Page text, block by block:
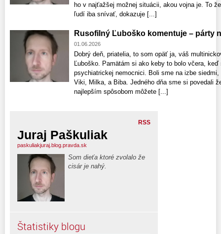
ho v najťažšej možnej situácii, akou vojna je. To
ľudí iba snívať, dokazuje [...]
Rusofilný Ľuboško komentuje – párty
01.06.2026
Dobrý deň, priatelia, to som opäť ja, váš
Ľuboško. Pamätám si ako keby to bolo včera,
psychiatrickej nemocnici. Boli sme na izbe
Viki, Milka, a Biba. Jedného dňa sme si povedali
najlepším spôsobom môžete [...]
RSS
Juraj Paškuliak
paskuliakjuraj.blog.pravda.sk
Som dieťa ktoré zvolalo že
cisár je nahý.
Štatistiky blogu